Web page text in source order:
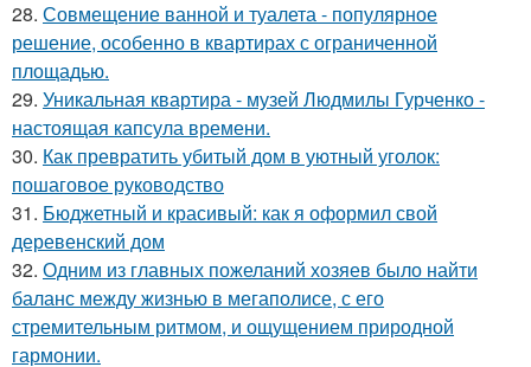
28. Совмещение ванной и туалета - популярное
решение, особенно в квартирах с ограниченной
площадью.
29. Уникальная квартира - музей Людмилы Гурченко -
настоящая капсула времени.
30. Как превратить убитый дом в уютный уголок:
пошаговое руководство
31. Бюджетный и красивый: как я оформил свой
деревенский дом
32. Одним из главных пожеланий хозяев было найти
баланс между жизнью в мегаполисе, с его
стремительным ритмом, и ощущением природной
гармонии.